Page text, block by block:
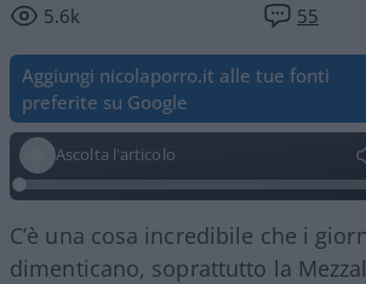
5.6k 55
Aggiungi nicolaporro.it alle tue fonti
preferite su Google
Ascolta l'articolo
C’è una cosa incredibile che i
dimenticano, soprattutto la